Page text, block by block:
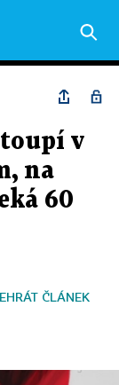
v
na
60
ČLÁNEK